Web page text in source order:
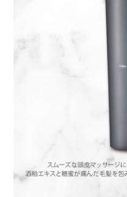
猫毛、うねりが気に
シャンプーを2年近
てきていました。
麗先生のブログから
替えて1週間ですが、
・ハリが出た。